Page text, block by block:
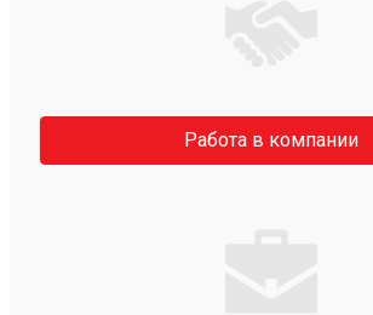
Работа в компании